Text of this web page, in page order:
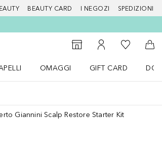
BEAUTY CARD I NEGOZI SPEDIZIONI
StorefinderAl Mio Account
Alla Mia
Al
OMAGGI
GIFT CARD
Giannini Scalp Restore Starter Kit